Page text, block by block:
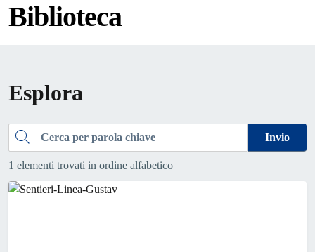
Biblioteca
Esplora
Cerca Invio
1 elementi trovati in ordine alfabetico